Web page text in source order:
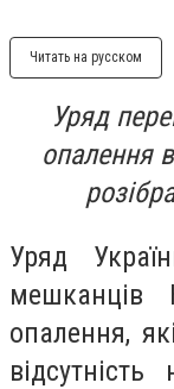
Читать на русском
Уряд
опалення
Уряд
мешканців
опалення,